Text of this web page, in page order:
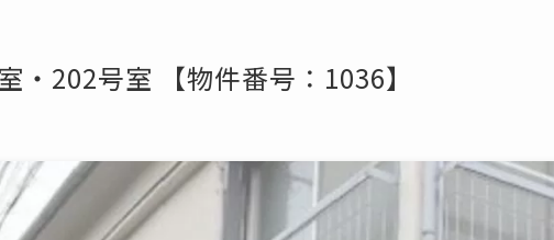
・202号室 【物件番号：1036】